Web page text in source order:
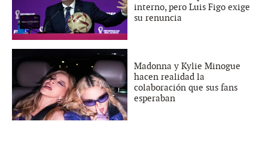
interno, pero Luis Figo exige
su renuncia
Madonna y Kylie Minogue
hacen realidad la
colaboración que sus fans
esperaban